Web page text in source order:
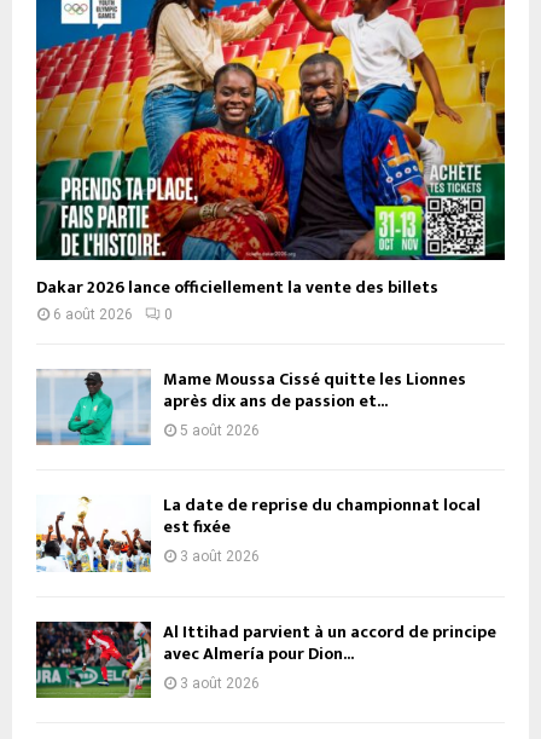
Dakar 2026 lance officiellement la vente des billets
6 août 2026 0
Mame Moussa Cissé quitte les Lionnes
après dix ans de passion et...
5 août 2026
La date de reprise du championnat local
est fixée
3 août 2026
Al Ittihad parvient à un accord de principe
avec Almería pour Dion...
3 août 2026